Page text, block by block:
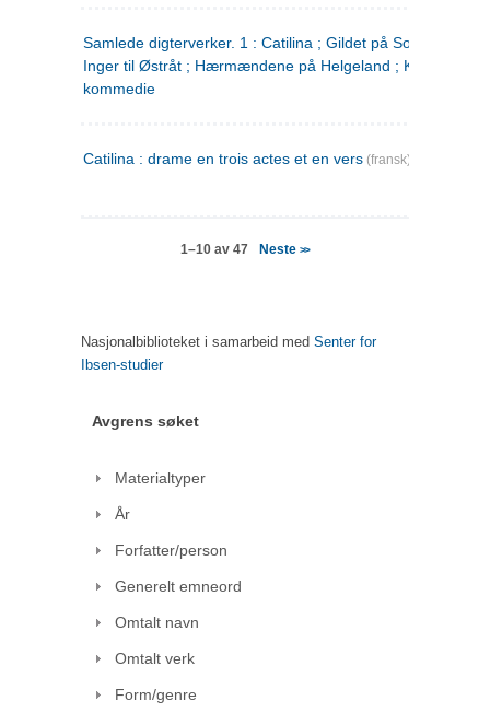
Samlede digterverker. 1 : Catilina ; Gildet på Solhaug ; Fru
Inger til Østråt ; Hærmændene på Helgeland ;
kommedie
Catilina : drame en trois actes et en vers (fransk)
1–10 av 47 Neste>>
Nasjonalbiblioteket i samarbeid med Senter for
Ibsen-studier
Avgrens søket
Materialtyper
År
Forfatter/person
Generelt emneord
Omtalt navn
Omtalt verk
Form/genre